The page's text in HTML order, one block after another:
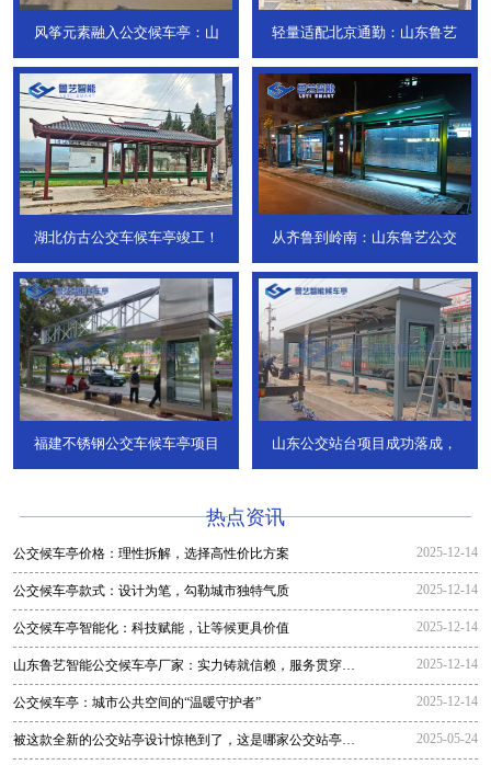
风筝元素融入公交候车亭：山 轻量适配北京通勤：山东鲁艺
湖北仿古公交车候车亭竣工！ 从齐鲁到岭南：山东鲁艺公交
福建不锈钢公交车候车亭项目 山东公交站台项目成功落成，
热点资讯
公交候车亭价格：理性拆解，选择高性价比方案 2025-12-14
公交候车亭款式：设计为笔，勾勒城市独特气质 2025-12-14
公交候车亭智能化：科技赋能，让等候更具价值 2025-12-14
山东鲁艺智能公交候车亭厂家：实力铸就信赖，服务贯穿全
程
2025-12-14
公交候车亭：城市公共空间的“温暖守护者” 2025-12-14
被这款全新的公交站亭设计惊艳到了，这是哪家公交站亭生
产厂家生
2025-05-24